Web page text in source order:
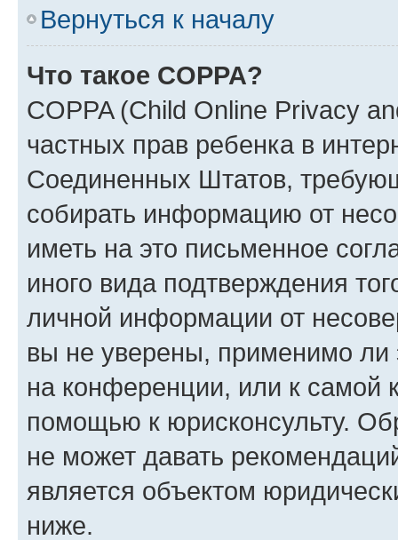
Вернуться к началу
Что такое COPPA?
COPPA (Child Online Privacy
частных прав ребенка в
Соединенных Штатов,
собирать информацию от
иметь на это письменное
иного вида подтверждения
личной информации от
вы не уверены, применимо ли
на конференции, или к самой
помощью к юрисконсульту.
не может давать
является объектом
ниже.